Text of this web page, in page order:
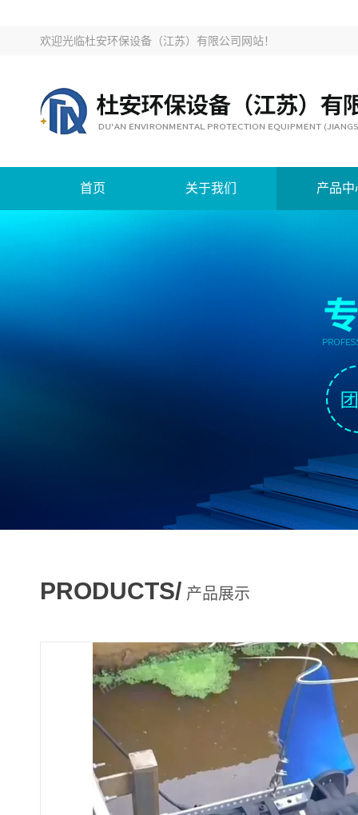
欢迎光临杜安环保设备（江苏）有限公司网站！
首页 关于我们 产品中
PRODUCTS/ 产品展示